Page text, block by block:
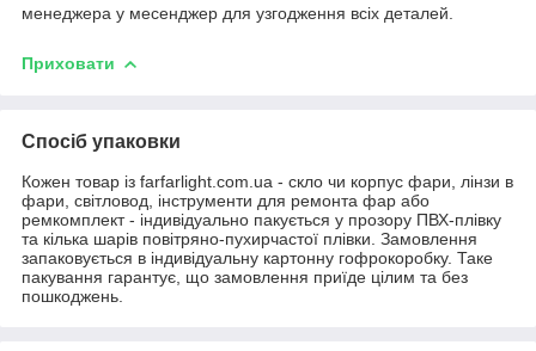
менеджера у месенджер для узгодження всіх деталей.
Приховати
Спосіб упаковки
Кожен товар із farfarlight.com.ua - скло чи корпус фари, лінзи в
фари, світловод, інструменти для ремонта фар або
ремкомплект - індивідуально пакується у прозору ПВХ-плівку
та кілька шарів повітряно-пухирчастої плівки. Замовлення
запаковується в індивідуальну картонну гофрокоробку. Таке
пакування гарантує, що замовлення приїде цілим та без
пошкоджень.